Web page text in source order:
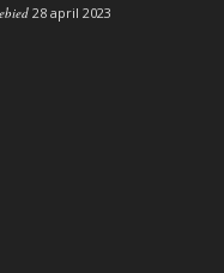
28 april 2023